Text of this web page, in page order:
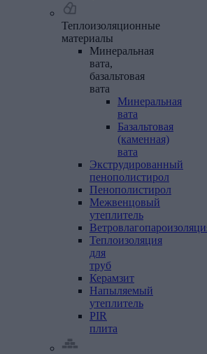
Теплоизоляционные
материалы
Минеральная
вата,
базальтовая
вата
Минеральная
вата
Базальтовая
(каменная)
вата
Экструдированный
пенополистирол
Пенополистирол
Межвенцовый
утеплитель
Теплоизоляция
для
труб
Керамзит
Напыляемый
утеплитель
PIR
плита